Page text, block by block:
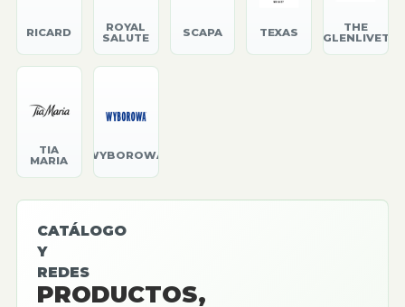
RICARD
ROYAL
SALUTE
SCAPA TEXAS
THE
GLENLIVET
TIA
MARIA
WYBOROWA
CATÁLOGO
Y
REDES
PRODUCTOS,